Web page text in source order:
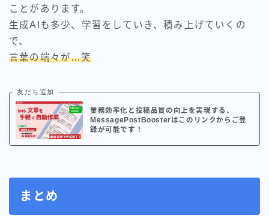
ことがあります。
生成AIも多少、学習をしていき、積み上げていくの
で、
言葉の端々が…笑
友だち追加
業務効率化と投稿品質の向上を実現する、
MessagePostBoosterはこのリンクからご登
録が可能です！
まとめ